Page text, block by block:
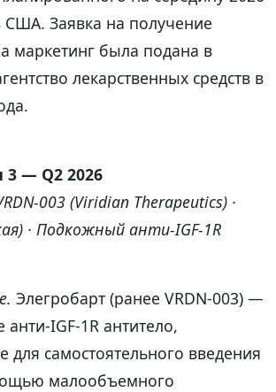
США. Заявка на получение
маркетинг была подана в
лекарственных средств в
— Q2 2026
003 (Viridian Therapeutics) ·
· Подкожный анти-IGF-1R
Элегробарт (ранее VRDN-003) —
IGF-1R антитело,
для самостоятельного введения
малообъемного